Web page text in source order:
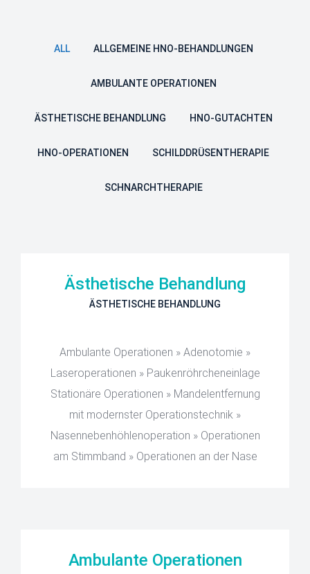
ALL ALLGEMEINE HNO-BEHANDLUNGEN
AMBULANTE OPERATIONEN
ÄSTHETISCHE BEHANDLUNG HNO-GUTACHTEN
HNO-OPERATIONEN SCHILDDRÜSENTHERAPIE
SCHNARCHTHERAPIE
Ästhetische Behandlung
ÄSTHETISCHE BEHANDLUNG
Ambulante Operationen » Adenotomie »
Laseroperationen » Paukenröhrcheneinlage
Stationäre Operationen » Mandelentfernung
mit modernster Operationstechnik »
Nasennebenhöhlenoperation » Operationen
am Stimmband » Operationen an der Nase
Ambulante Operationen